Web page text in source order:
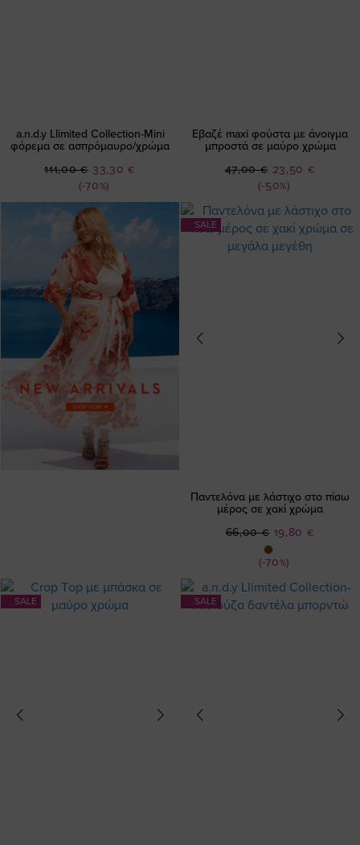
a.n.d.y Llimited Collection-Mini
φόρεμα σε ασπρόμαυρο/χρώμα
(-70%)
Ειδική
Τιμή
33,30 €
111,00 €
Εβαζέ maxi φούστα με άνοιγμα
μπροστά σε μαύρο χρώμα
(-50%)
Ειδική
Τιμή
23,50 €
47,00 €
SALE
Παντελόνα με λάστιχο στο πίσω
μέρος σε χακί χρώμα
(-70%)
Ειδική
19,80 €
66,00 €
SALE SALE